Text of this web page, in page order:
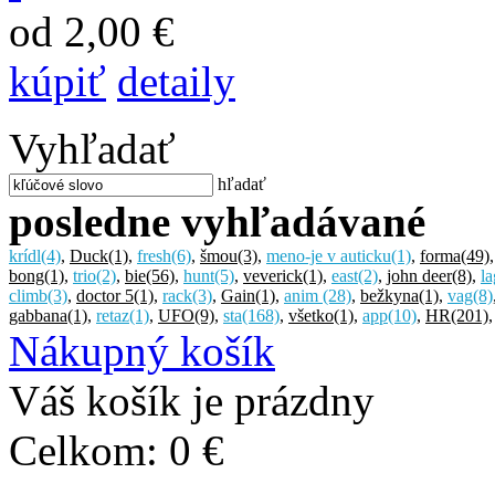
od 2,00 €
kúpiť detaily
Vyhľadať
hľadať
posledne vyhľadávané
krídl(4), Duck(1), fresh(6), šmou(3), meno-je v auticku(1), forma(49)
bong(1), trio(2), bie(56), hunt(5), veverick(1), east(2), john deer(8),
climb(3), doctor 5(1), rack(3), Gain(1), anim (28), bežkyna(1), vag(8)
gabbana(1), retaz(1), UFO(9), sta(168), všetko(1), app(10), HR(201)
Nákupný košík
Váš košík je prázdny
Celkom: 0 €